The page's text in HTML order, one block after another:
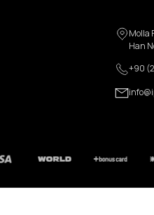
Molla
Han
+90